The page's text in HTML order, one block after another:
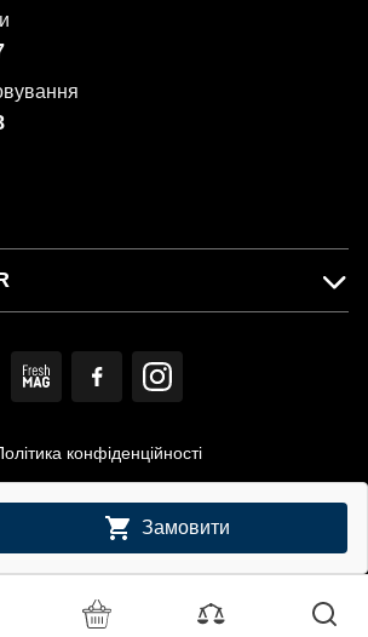
Замовити
дистриб'ютор LIEBHERR в Україні.
конфіденційності